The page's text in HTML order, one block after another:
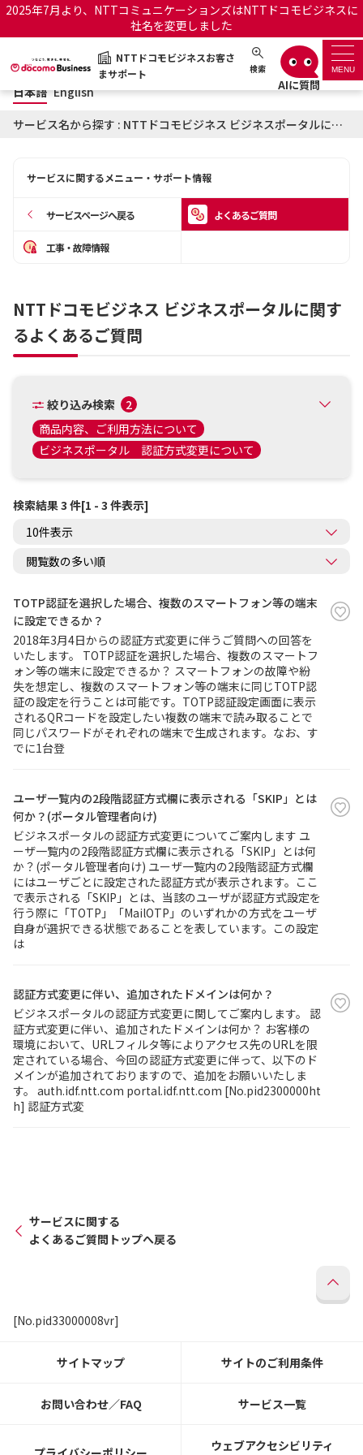
2025年7月より、NTTコミュニケーションズはNTTドコモビジネスに
社名を変更しました
NTTドコモビジネスお客さ
まサポート
検索 MENU
NTTドコモビジネスお客さまサポート 日本語 English
サポートトップ
お知らせ
オフィシャルサイト
日本語 English
サービス名から探す : NTTドコモビジネス ビジネスポータルに関するよくあるご質問
サービスに関するメニュー・サポート情報
サービスページへ戻る よくあるご質問
工事・故障情報
NTTドコモビジネス ビジネスポータルに関す
るよくあるご質問
絞り込み検索
2
商品内容、ご利用方法について
ビジネスポータル 認証方式変更について
検索結果 3 件[1 - 3 件表示]
TOTP認証を選択した場合、複数のスマートフォン等の端末
に設定できるか？
2018年3月4日からの認証方式変更に伴うご質問への回答を
いたします。 TOTP認証を選択した場合、複数のスマートフ
ォン等の端末に設定できるか？ スマートフォンの故障や紛
失を想定し、複数のスマートフォン等の端末に同じTOTP認
証の設定を行うことは可能です。TOTP認証設定画面に表示
されるQRコードを設定したい複数の端末で読み取ることで
同じパスワードがそれぞれの端末で生成されます。なお、す
でに1台登
ユーザ一覧内の2段階認証方式欄に表示される「SKIP」とは
何か？(ポータル管理者向け)
ビジネスポータルの認証方式変更についてご案内します ユ
ーザ一覧内の2段階認証方式欄に表示される「SKIP」とは何
か？(ポータル管理者向け) ユーザ一覧内の2段階認証方式欄
にはユーザごとに設定された認証方式が表示されます。ここ
で表示される「SKIP」とは、当該のユーザが認証方式設定を
行う際に「TOTP」「MailOTP」のいずれかの方式をユーザ
自身が選択できる状態であることを表しています。この設定
は
認証方式変更に伴い、追加されたドメインは何か？
ビジネスポータルの認証方式変更に関してご案内します。 認
証方式変更に伴い、追加されたドメインは何か？ お客様の
環境において、URLフィルタ等によりアクセス先のURLを限
定されている場合、今回の認証方式変更に伴って、以下のド
メインが追加されておりますので、追加をお願いいたしま
す。 auth.idf.ntt.com portal.idf.ntt.com [No.pid2300000ht
h] 認証方式変
サービスに関する
よくあるご質問トップへ戻る
[No.pid33000008vr]
サイトマップ サイトのご利用条件
お問い合わせ／FAQ サービス一覧
ウェブアクセシビリティ